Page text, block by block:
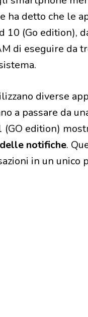
ha detto che le
10 (Go edition),
di eseguire da
diverse
a passare da
edition)
notifiche.
in un